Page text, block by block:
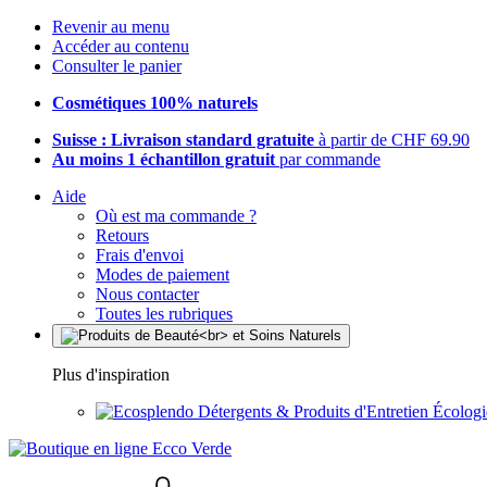
Revenir au menu
Accéder au contenu
Consulter le panier
Cosmétiques 100% naturels
Suisse : Livraison standard gratuite à partir de CHF 69.90
Au moins 1 échantillon gratuit par commande
Aide
Où est ma commande ?
Retours
Frais d'envoi
Modes de paiement
Nous contacter
Toutes les rubriques
Plus d'inspiration
Détergents & Produits d'Entretien